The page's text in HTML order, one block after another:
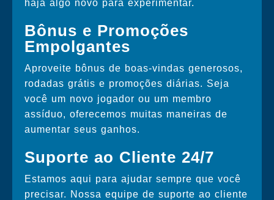
haja algo novo para experimentar.
Bônus e Promoções
Empolgantes
Aproveite bônus de boas-vindas generosos,
rodadas grátis e promoções diárias. Seja
você um novo jogador ou um membro
assíduo, oferecemos muitas maneiras de
aumentar seus ganhos.
Suporte ao Cliente 24/7
Estamos aqui para ajudar sempre que você
precisar. Nossa equipe de suporte ao cliente